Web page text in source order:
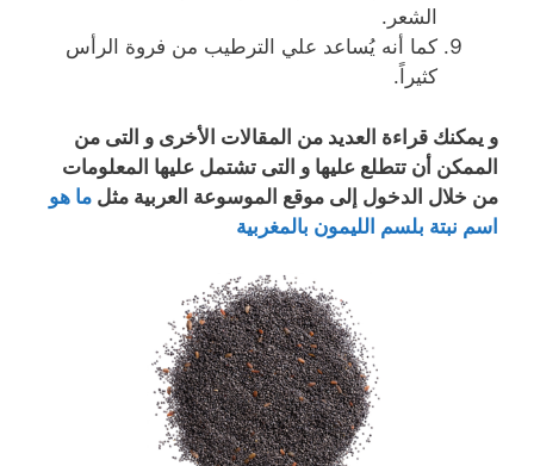
الشعر.
كما أنه يُساعد علي الترطيب من فروة الرأس
كثيراً.
و يمكنك قراءة العديد من المقالات الأخرى و التى من
الممكن أن تتطلع عليها و التى تشتمل عليها المعلومات
من خلال الدخول إلى موقع الموسوعة العربية مثل ما هو
اسم نبتة بلسم الليمون بالمغربية